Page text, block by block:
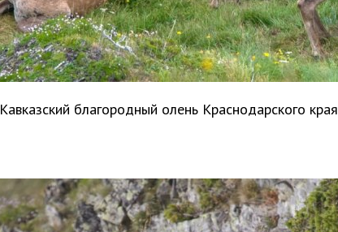
Кавказский благородный олень Краснодарского края